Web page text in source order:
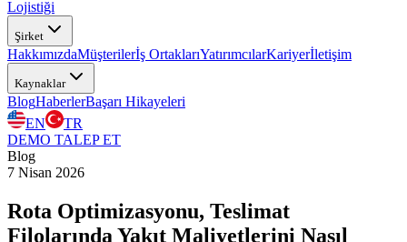
Lojistiği
Şirket
HakkımızdaMüşterilerİş OrtaklarıYatırımcılarKariyerİletişim
Kaynaklar
BlogHaberlerBaşarı Hikayeleri
EN
TR
DEMO TALEP ET
Blog
7 Nisan 2026
Rota Optimizasyonu, Teslimat
Filolarında Yakıt Maliyetlerini Nasıl